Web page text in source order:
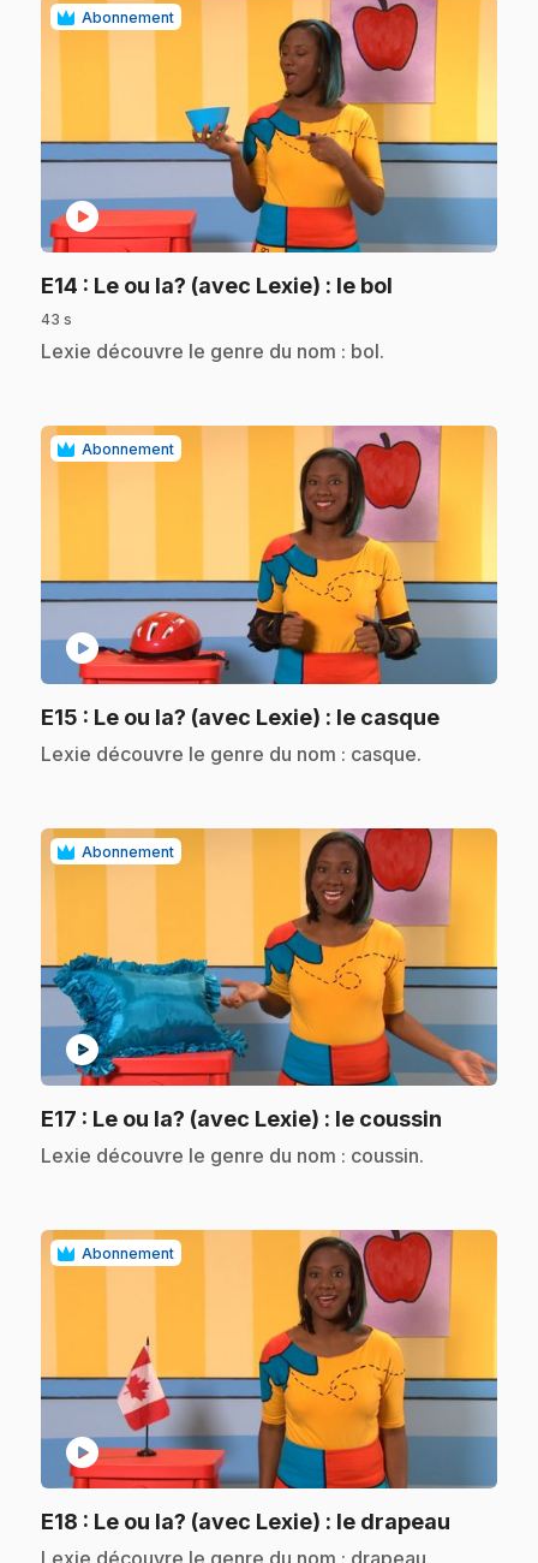
Abonnement
play_circle
E14 : Le ou la? (avec Lexie) : le bol
43 s
.Lexie découvre le genre du nom : bol.
Abonnement
play_circle
E15 : Le ou la? (avec Lexie) : le casque.
.Lexie découvre le genre du nom : casque.
Abonnement
play_circle
E17 : Le ou la? (avec Lexie) : le coussin
.Lexie découvre le genre du nom : coussin.
Abonnement
play_circle
E18 : Le ou la? (avec Lexie) : le drapeau
.Lexie découvre le genre du nom : drapeau.